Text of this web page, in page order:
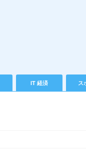
IT 経済 ス